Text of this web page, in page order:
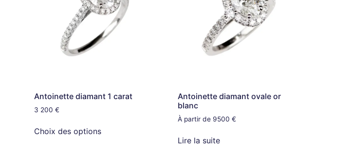
Antoinette diamant 1 carat
3 200€
Choix des options
Antoinette diamant ovale or
blanc
À partir de 9500 €
Lire la suite